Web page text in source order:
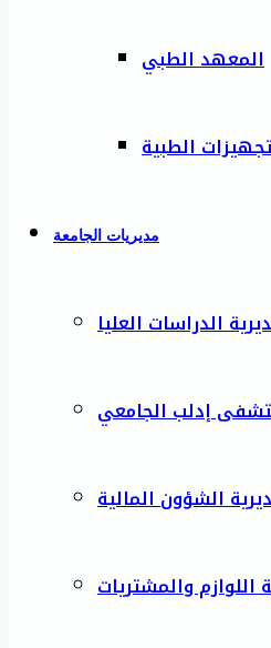
المعهد الطبي
الطبية
مديريات الجامعة
الدراسات العليا
إدلب الجامعي
الشؤون المالية
اللوازم والمشتريات